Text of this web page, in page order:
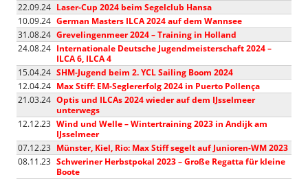
22.09.24 Laser-Cup 2024 beim Segelclub Hansa
10.09.24 German Masters ILCA 2024 auf dem Wannsee
31.08.24 Grevelingenmeer 2024 – Training in Holland
24.08.24 Internationale Deutsche Jugendmeisterschaft 2024 –
ILCA 6, ILCA 4
15.04.24 SHM-Jugend beim 2. YCL Sailing Boom 2024
12.04.24 Max Stiff: EM-Seglererfolg 2024 in Puerto Pollença
21.03.24 Optis und ILCAs 2024 wieder auf dem IJsselmeer
unterwegs
12.12.23 Wind und Welle – Wintertraining 2023 in Andijk am
IJsselmeer
07.12.23 Münster, Kiel, Rio: Max Stiff segelt auf Junioren-WM 2023
08.11.23 Schweriner Herbstpokal 2023 – Große Regatta für kleine
Boote